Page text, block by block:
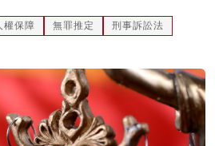
權保障 無罪推定
刑事訴訟法